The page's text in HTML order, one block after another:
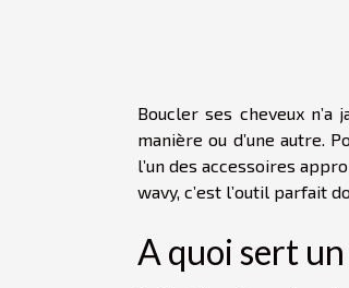
Boucler ses cheveux n’a
manière ou d’une autre.
l’un des accessoires
wavy, c’est l’outil parfait
A quoi sert